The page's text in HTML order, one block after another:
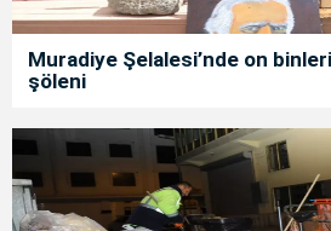
Muradiye Şelalesi’nde on
şöleni